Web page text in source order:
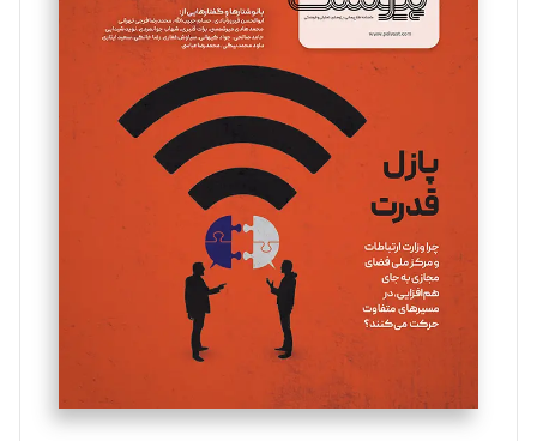
مینا پاکدل
یسنا امان‌پور
تحریریه
ملینا جعفری
تحریریه
مصطفی مسجدی آرانی
تحریریه